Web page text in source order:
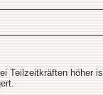
Teilzeitkräften höher